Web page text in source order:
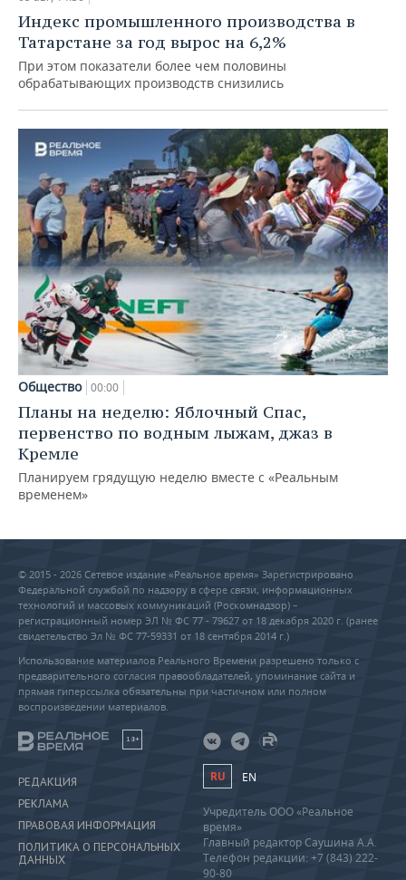
Индекс промышленного производства в
Татарстане за год вырос на 6,2%
При этом показатели более чем половины
обрабатывающих производств снизились
Общество 00:00
Планы на неделю: Яблочный Спас,
первенство по водным лыжам, джаз в
Кремле
Планируем грядущую неделю вместе с «Реальным
временем»
© 2015 - 2026 Сетевое издание «Реальное время» Зарегистрировано
Федеральной службой по надзору в сфере связи, информационных
технологий и массовых коммуникаций (Роскомнадзор) –
регистрационный номер ЭЛ № ФС 77 - 79627 от 18 декабря 2020 г. (ранее
свидетельство Эл № ФС 77-59331 от 18 сентября 2014 г.)
Использование материалов Реального Времени разрешено только с
предварительного согласия правообладателей, упоминание сайта и
прямая гиперссылка обязательны при частичном или полном
воспроизведении материалов.
18+
РЕДАКЦИЯ
РЕКЛАМА
ПРАВОВАЯ ИНФОРМАЦИЯ
ПОЛИТИКА О ПЕРСОНАЛЬНЫХ
ДАННЫХ
RU EN
Учредитель ООО «Реальное
время»
Главный редактор Саушина А.А.
Телефон редакции: +7 (843) 222-
90-80